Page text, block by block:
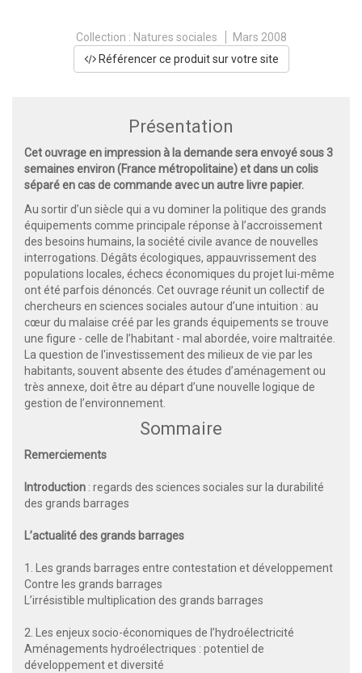
Collection : Natures sociales
Mars 2008
Référencer ce produit sur votre site
Présentation
Cet ouvrage en impression à la demande sera envoyé sous 3
semaines environ (France métropolitaine) et dans un colis
séparé en cas de commande avec un autre livre papier.
Au sortir d’un siècle qui a vu dominer la politique des grands
équipements comme principale réponse à l’accroissement
des besoins humains, la société civile avance de nouvelles
interrogations. Dégâts écologiques, appauvrissement des
populations locales, échecs économiques du projet lui-même
ont été parfois dénoncés. Cet ouvrage réunit un collectif de
chercheurs en sciences sociales autour d’une intuition : au
cœur du malaise créé par les grands équipements se trouve
une figure - celle de l’habitant - mal abordée, voire maltraitée.
La question de l'investissement des milieux de vie par les
habitants, souvent absente des études d’aménagement ou
très annexe, doit être au départ d’une nouvelle logique de
gestion de l’environnement.
Sommaire
Remerciements
Introduction : regards des sciences sociales sur la durabilité
des grands barrages
L’actualité des grands barrages
1. Les grands barrages entre contestation et développement
Contre les grands barrages
L’irrésistible multiplication des grands barrages
2. Les enjeux socio-économiques de l’hydroélectricité
Aménagements hydroélectriques : potentiel de
développement et diversité